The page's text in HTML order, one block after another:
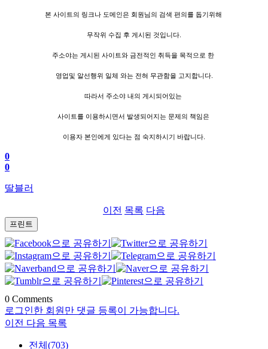
본 사이트의 링크나 도메인은 회원님의 검색 편의를 돕기위해
무작위 수집 후 게시된 것입니다.
주소야는 게시된 사이트와 금전적인 취득을 목적으로 한
영업및 알선행위 일체 와는 전혀 무관함을 고지합니다.
따라서 주소야 내의 게시되어있는
사이트를 이용하시면서 발생되어지는 문제의 책임은
이용자 본인에게 있다는 점 숙지하시기 바랍니다.
0
0
딸블러
이전 목록 다음
프린트
0 Comments
로그인한 회원만 댓글 등록이 가능합니다.
이전 다음 목록
전체(703)